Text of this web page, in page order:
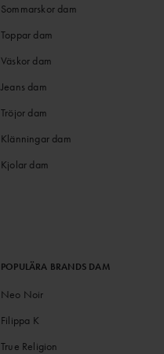
Sommarskor dam
Toppar dam
Väskor dam
Jeans dam
Tröjor dam
Klänningar dam
Kjolar dam
POPULÄRA BRANDS DAM
Neo Noir
Filippa K
True Religion